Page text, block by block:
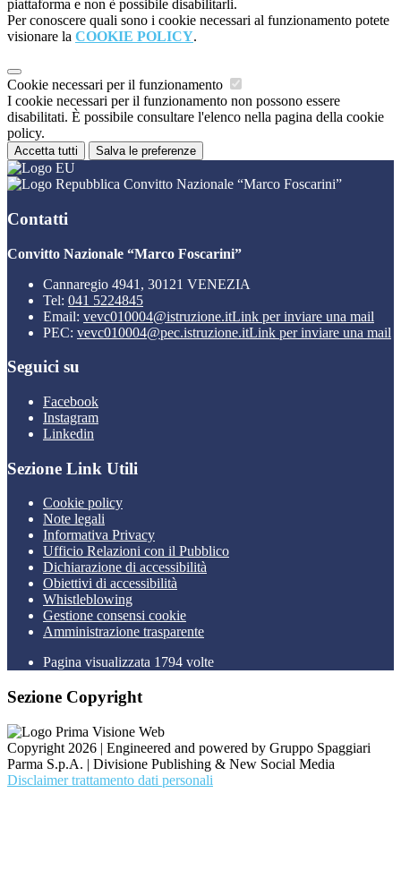
piattaforma e non è possibile disabilitarli.
Per conoscere quali sono i cookie necessari al funzionamento potete
visionare la COOKIE POLICY.
Cookie necessari per il funzionamento
I cookie necessari per il funzionamento non possono essere
disabilitati. È possibile consultare l'elenco nella pagina della cookie
policy.
Accetta tutti Salva le preferenze
Convitto Nazionale “Marco Foscarini”
Contatti
Convitto Nazionale “Marco Foscarini”
Cannaregio 4941, 30121 VENEZIA
Tel: 041 5224845
Email: vevc010004@istruzione.itLink per inviare una mail
PEC: vevc010004@pec.istruzione.itLink per inviare una mail
Seguici su
Facebook
Instagram
Linkedin
Sezione Link Utili
Cookie policy
Note legali
Informativa Privacy
Ufficio Relazioni con il Pubblico
Dichiarazione di accessibilità
Obiettivi di accessibilità
Whistleblowing
Gestione consensi cookie
Amministrazione trasparente
Pagina visualizzata 1794 volte
Sezione Copyright
Copyright 2026 | Engineered and powered by Gruppo Spaggiari
Parma S.p.A. | Divisione Publishing & New Social Media
Disclaimer trattamento dati personali